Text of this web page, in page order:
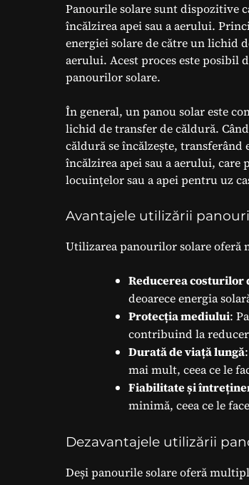
Panourile solare sunt dispozitive
încălzirea apei sau a aerului.
energiei solare de către un lichid
aerului. Acest proces este
panourilor solare.
În general, un panou solar este
lichid de transfer de căldură.
căldură se încălzește, transferând
încălzirea apei sau a aerului,
locuințelor sau a apei pentru uz
Avantajele utilizării
Utilizarea panourilor solare oferă
Reducerea costurilor
deoarece energia
Protecția mediului:
contribuind la
Durată de viață lungă
mai mult, ceea ce le
Fiabilitate și
minimă, ceea ce le
Dezavantajele utilizării
Deși panourile solare oferă